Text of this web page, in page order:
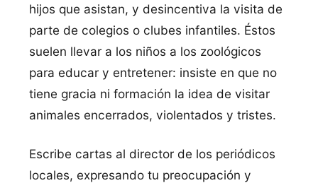
hijos que asistan, y desincentiva la visita de
parte de colegios o clubes infantiles. Éstos
suelen llevar a los niños a los zoológicos
para educar y entretener: insiste en que no
tiene gracia ni formación la idea de visitar
animales encerrados, violentados y tristes.
Escribe cartas al director de los periódicos
locales, expresando tu preocupación y